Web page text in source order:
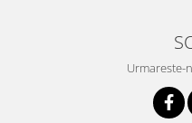
Urmareste-